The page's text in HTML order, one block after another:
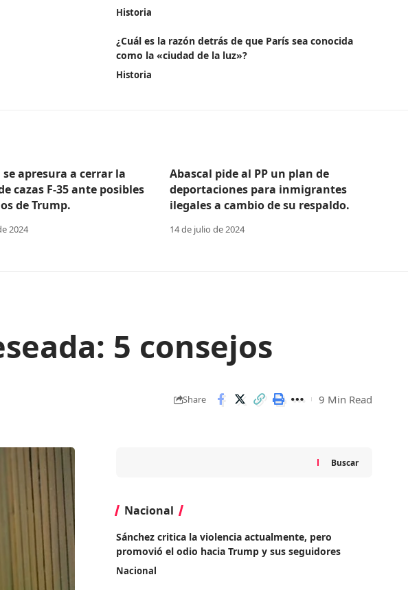
Historia
¿Cuál es la razón detrás de que París sea conocida
como la «ciudad de la luz»?
Historia
apresura a cerrar la
cazas F-35 ante posibles
de Trump.
2024
Abascal pide al PP un plan de
deportaciones para inmigrantes
ilegales a cambio de su respaldo.
14 de julio de 2024
5 consejos
Share 9 Min Read
Buscar
Nacional
Sánchez critica la violencia actualmente, pero
promovió el odio hacia Trump y sus seguidores
Nacional